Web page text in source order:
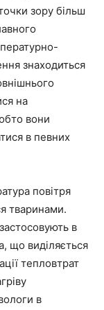
зору більш
знаходиться
на
вони
в певних
повітря
тваринами.
в
що виділяється
тепловтрат
в